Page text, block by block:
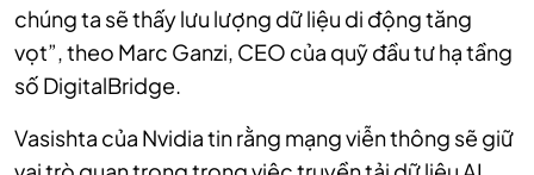
chúng ta sẽ thấy lưu lượng dữ liệu di động tăng
vọt”, theo Marc Ganzi, CEO của quỹ đầu tư hạ tầng
số DigitalBridge.
Vasishta của Nvidia tin rằng mạng viễn thông sẽ giữ